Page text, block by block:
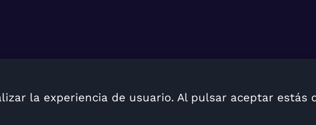
la experiencia de usuario. Al pulsar aceptar